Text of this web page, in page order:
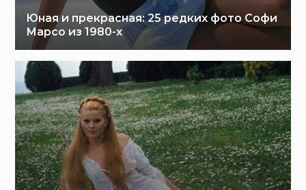
Юная и прекрасная: 25 редких фото Софи
Марсо из 1980-х